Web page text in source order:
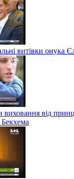
витівки онука
виховання від
Бекхема